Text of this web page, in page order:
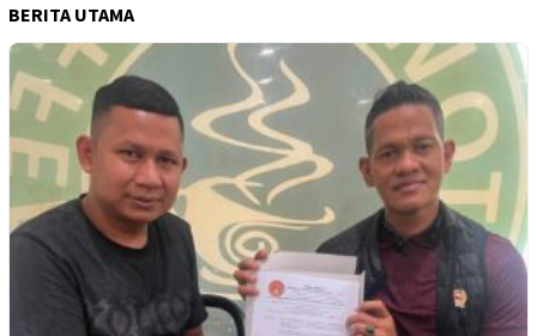
BERITA UTAMA